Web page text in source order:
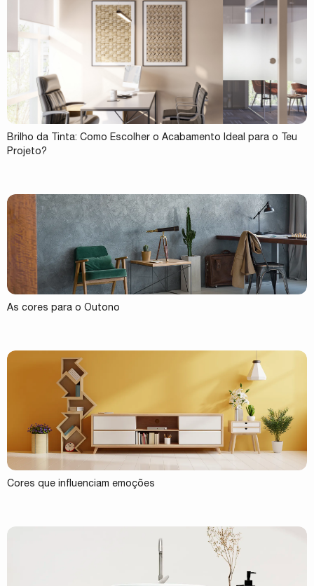
Brilho da Tinta: Como Escolher o Acabamento Ideal para o Teu
Projeto?
As cores para o Outono
Cores que influenciam emoções